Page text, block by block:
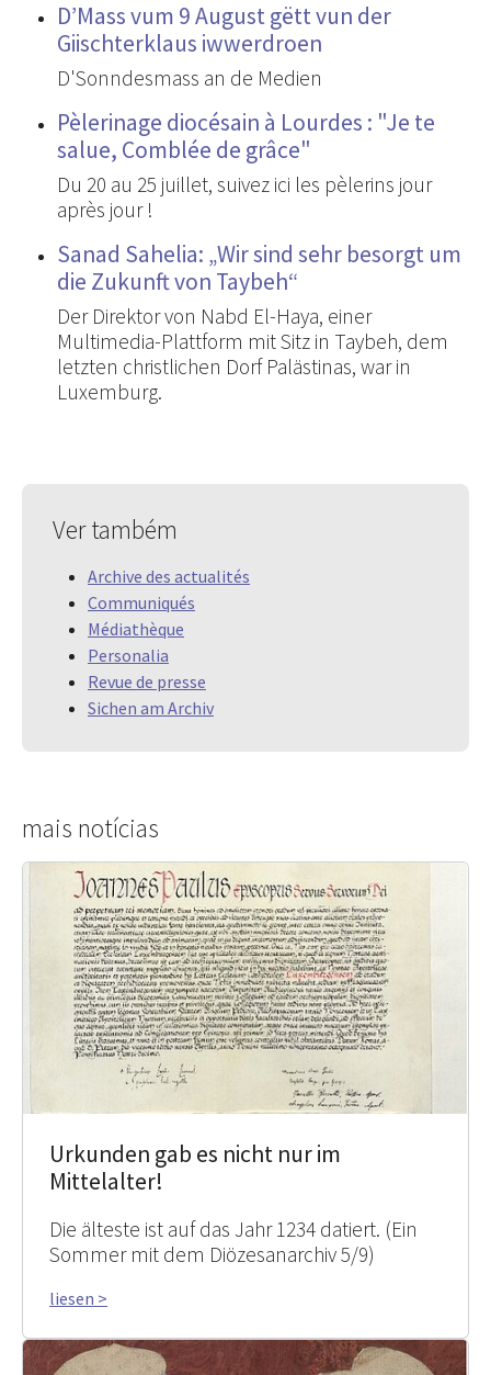
D’Mass vum 9 August gëtt vun der
Giischterklaus iwwerdroen
D'Sonndesmass an de Medien
Pèlerinage diocésain à Lourdes : "Je te
salue, Comblée de grâce"
Du 20 au 25 juillet, suivez ici les pèlerins jour
après jour !
Sanad Sahelia: „Wir sind sehr besorgt um
die Zukunft von Taybeh“
Der Direktor von Nabd El-Haya, einer
Multimedia-Plattform mit Sitz in Taybeh, dem
letzten christlichen Dorf Palästinas, war in
Luxemburg.
Ver também
Archive des actualités
Communiqués
Médiathèque
Personalia
Revue de presse
Sichen am Archiv
mais notícias
Urkunden gab es nicht nur im
Mittelalter!
Die älteste ist auf das Jahr 1234 datiert. (Ein
Sommer mit dem Diözesanarchiv 5/9)
liesen >